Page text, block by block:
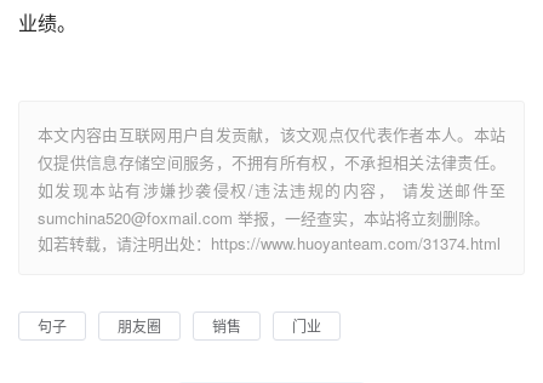
业绩。
本文内容由互联网用户自发贡献，该文观点仅代表作者本人。本站
仅提供信息存储空间服务，不拥有所有权，不承担相关法律责任。
如发现本站有涉嫌抄袭侵权/违法违规的内容， 请发送邮件至
sumchina520@foxmail.com 举报，一经查实，本站将立刻删除。
如若转载，请注明出处：https://www.huoyanteam.com/31374.html
句子 朋友圈 销售 门业